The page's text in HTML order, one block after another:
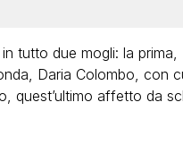
tutto due mogli: la
Daria Colombo, con
quest’ultimo affetto da